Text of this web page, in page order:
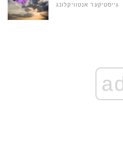
גייסטיקער אנטוויקלונג
ad